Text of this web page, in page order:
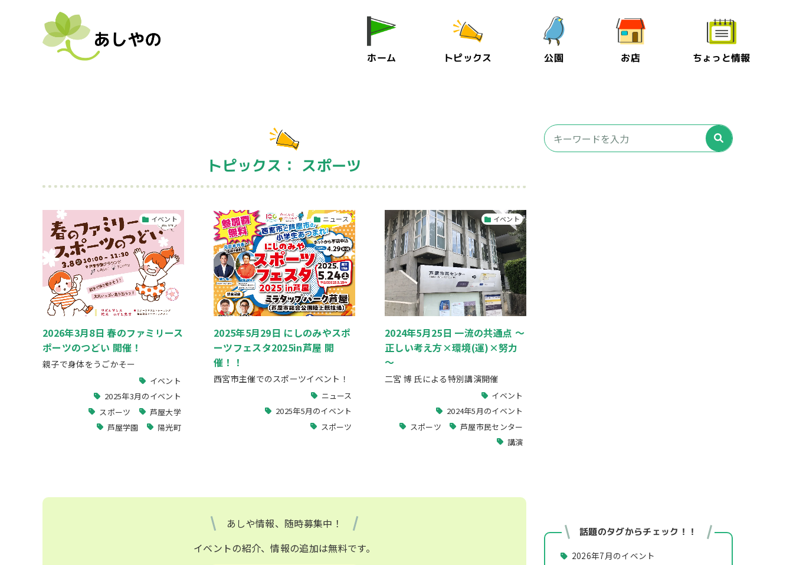
ホーム トピックス 公園 お店 ちょっと情報
トピックス： スポーツ
イベント
2026年3月8日 春のファミリース
ポーツのつどい 開催！
親子で身体をうごかそー
イベント
2025年3月のイベント
スポーツ
芦屋大学
芦屋学園
陽光町
ニュース
2025年5月29日 にしのみやスポ
ーツフェスタ2025in芦屋 開
催！！
西宮市主催でのスポーツイベント！
ニュース
2025年5月のイベント
スポーツ
イベント
2024年5月25日 一流の共通点 ～
正しい考え方×環境(運)×努力
～
二宮 博 氏による特別講演開催
イベント
2024年5月のイベント
スポーツ
芦屋市民センター
講演
あしや情報、随時募集中！
イベントの紹介、情報の追加は無料です。
話題のタグからチェック！！
2026年7月のイベント